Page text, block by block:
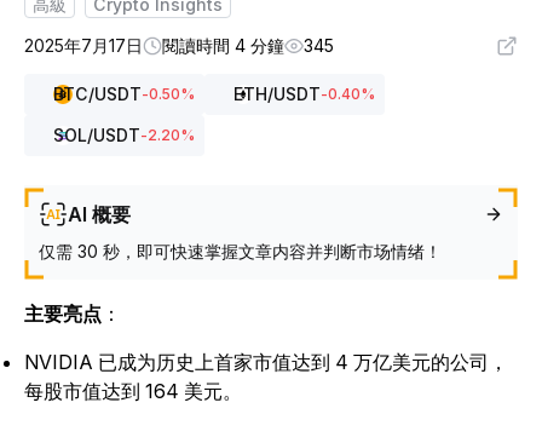
高級
Crypto Insights
2025年7月17日
閱讀時間 4 分鐘 345
BTC/USDT-0.50% ETH/USDT-0.40%
SOL/USDT-2.20%
AI 概要
仅需 30 秒，即可快速掌握文章内容并判断市场情绪！
主要亮点 ：
NVIDIA 已成为历史上首家市值达到 4 万亿美元的公司，
每股市值达到 164 美元。